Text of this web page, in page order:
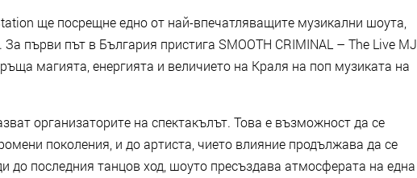
ще посрещне едно от най-впечатляващите музикални шоута,
първи път в България пристига SMOOTH CRIMINAL – The Live MJ
магията, енергията и величието на Краля на поп музиката на
организаторите на спектакълът. Това е възможност да се
поколения, и до артиста, чието влияние продължава да се
до последния танцов ход, шоуто пресъздава атмосферата на една